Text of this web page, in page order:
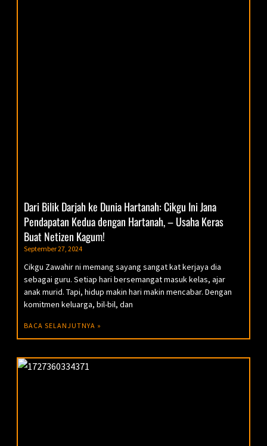
Dari Bilik Darjah ke Dunia Hartanah: Cikgu Ini Jana
Pendapatan Kedua dengan Hartanah, – Usaha Keras
Buat Netizen Kagum!
September 27, 2024
Cikgu Zawahir ni memang sayang sangat kat kerjaya dia
sebagai guru. Setiap hari bersemangat masuk kelas, ajar
anak murid. Tapi, hidup makin hari makin mencabar. Dengan
komitmen keluarga, bil-bil, dan
BACA SELANJUTNYA »